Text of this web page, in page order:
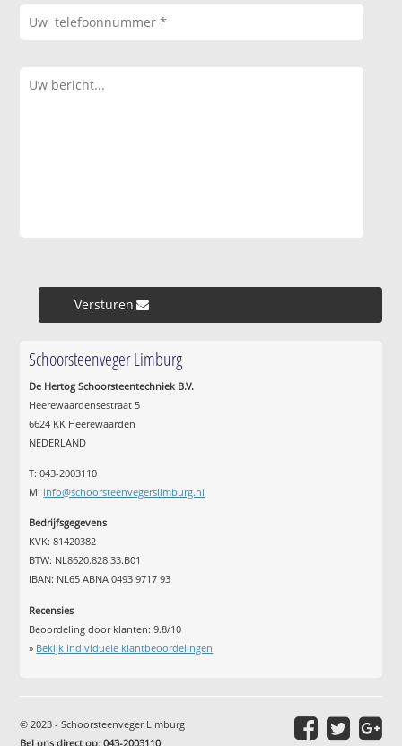
Versturen »
Schoorsteenveger Limburg
De Hertog Schoorsteentechniek B.V.
Heerewaardensestraat 5
6624 KK Heerewaarden
NEDERLAND
T: 043-2003110
M: info@schoorsteenvegerslimburg.nl
Bedrijfsgegevens
KVK: 81420382
BTW: NL8620.828.33.B01
IBAN: NL65 ABNA 0493 9717 93
Recensies
Beoordeling door klanten:9.8/10
» Bekijk individuele klantbeoordelingen
© 2023 - Schoorsteenveger Limburg
Bel ons direct op:043-2003110